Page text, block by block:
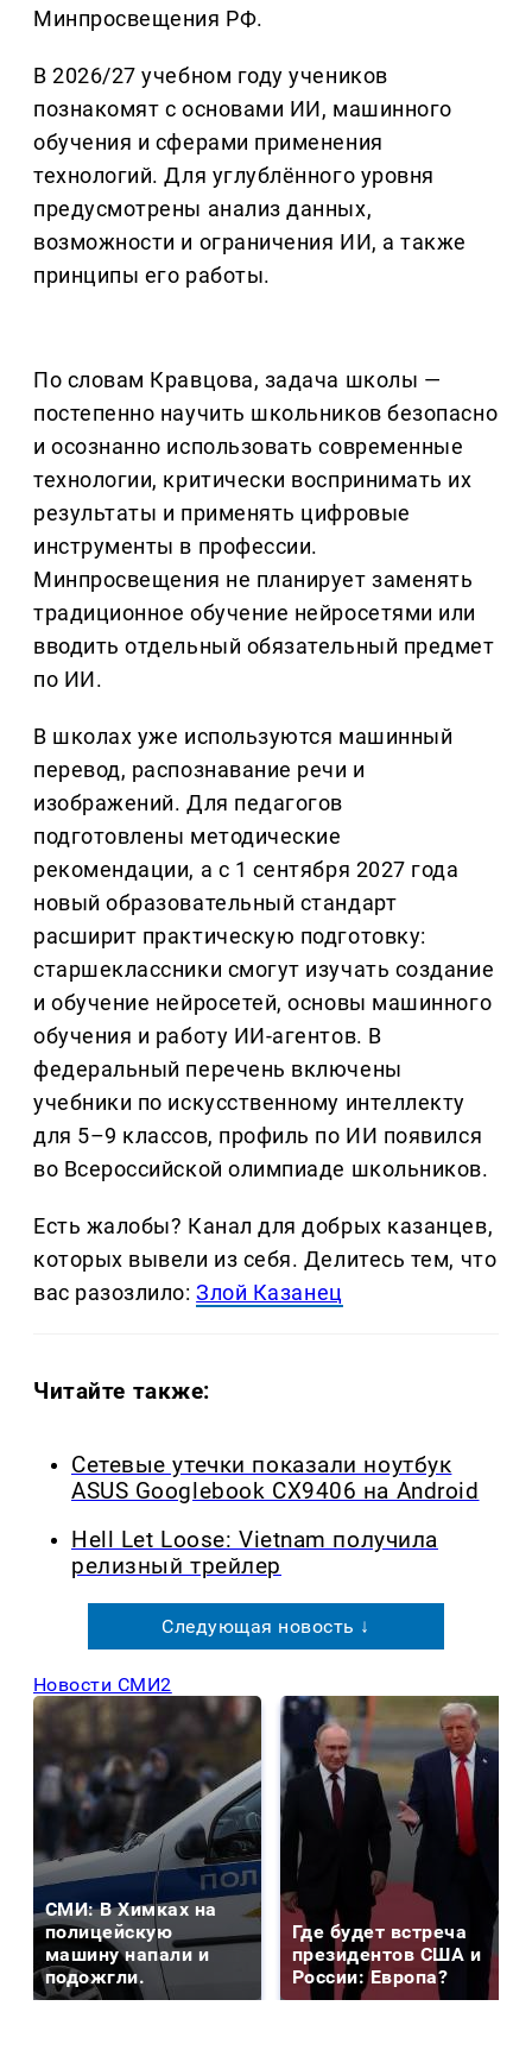
Минпросвещения РФ.
В 2026/27 учебном году учеников
познакомят с основами ИИ, машинного
обучения и сферами применения
технологий. Для углублённого уровня
предусмотрены анализ данных,
возможности и ограничения ИИ, а также
принципы его работы.
По словам Кравцова, задача школы —
постепенно научить школьников безопасно
и осознанно использовать современные
технологии, критически воспринимать их
результаты и применять цифровые
инструменты в профессии.
Минпросвещения не планирует заменять
традиционное обучение нейросетями или
вводить отдельный обязательный предмет
по ИИ.
В школах уже используются машинный
перевод, распознавание речи и
изображений. Для педагогов
подготовлены методические
рекомендации, а с 1 сентября 2027 года
новый образовательный стандарт
расширит практическую подготовку:
старшеклассники смогут изучать создание
и обучение нейросетей, основы машинного
обучения и работу ИИ-агентов. В
федеральный перечень включены
учебники по искусственному интеллекту
для 5–9 классов, профиль по ИИ появился
во Всероссийской олимпиаде школьников.
Есть жалобы? Канал для добрых казанцев,
которых вывели из себя. Делитеcь тем, что
вас разозлило:Злой Казанец
Читайте также:
Сетевые утечки показали ноутбук
ASUS Googlebook CX9406 на Android
Hell Let Loose: Vietnam получила
релизный трейлер
Следующая новость ↓
Новости СМИ2
СМИ: В Химках на
полицейскую
машину напали и
подожгли.
Где будет встреча
президентов США и
России: Европа?